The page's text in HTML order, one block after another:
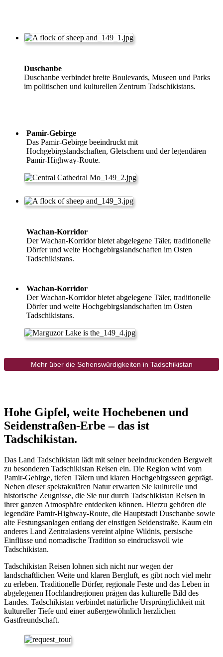
Duschanbe
Duschanbe verbindet breite Boulevards, Museen und Parks
im politischen und kulturellen Zentrum Tadschikistans.
Pamir-Gebirge
Das Pamir-Gebirge beeindruckt mit
Hochgebirgslandschaften, Gletschern und der legendären
Pamir-Highway-Route.
Wachan-Korridor
Der Wachan-Korridor bietet abgelegene Täler, traditionelle
Dörfer und weite Hochgebirgslandschaften im Osten
Tadschikistans.
Wachan-Korridor
Der Wachan-Korridor bietet abgelegene Täler, traditionelle
Dörfer und weite Hochgebirgslandschaften im Osten
Tadschikistans.
Mehr über die Sehenswürdigkeiten in Tadschikistan
Hohe Gipfel, weite Hochebenen und
Seidenstraßen-Erbe – das ist
Tadschikistan.
Das Land Tadschikistan lädt mit seiner beeindruckenden Bergwelt
zu besonderen Tadschikistan Reisen ein. Die Region wird vom
Pamir-Gebirge, tiefen Tälern und klaren Hochgebirgsseen geprägt.
Neben dieser spektakulären Natur erwarten Sie kulturelle und
historische Zeugnisse, die Sie nur durch Tadschikistan Reisen in
ihrer ganzen Atmosphäre entdecken können. Hierzu gehören die
legendäre Pamir-Highway-Route, die Hauptstadt Duschanbe sowie
alte Festungsanlagen entlang der einstigen Seidenstraße. Kaum ein
anderes Land Zentralasiens vereint alpine Wildnis, persische
Einflüsse und nomadische Tradition so eindrucksvoll wie
Tadschikistan.
Tadschikistan Reisen lohnen sich nicht nur wegen der
landschaftlichen Weite und klaren Bergluft, es gibt noch viel mehr
zu erleben. Traditionelle Dörfer, regionale Feste und das Leben in
abgelegenen Hochlandregionen prägen das kulturelle Bild des
Landes. Tadschikistan verbindet natürliche Ursprünglichkeit mit
kultureller Tiefe und einer außergewöhnlich herzlichen
Gastfreundschaft.